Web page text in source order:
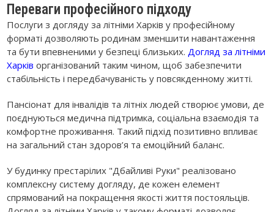
Переваги професійного підходу
Послуги з догляду за літніми Харків у професійному
форматі дозволяють родинам зменшити навантаження
та бути впевненими у безпеці близьких. Догляд за літніми
Харків організований таким чином, щоб забезпечити
стабільність і передбачуваність у повсякденному житті.
Пансіонат для інвалідів та літніх людей створює умови, де
поєднуються медична підтримка, соціальна взаємодія та
комфортне проживання. Такий підхід позитивно впливає
на загальний стан здоров’я та емоційний баланс.
У будинку престарілих "Дбайливі Руки" реалізовано
комплексну систему догляду, де кожен елемент
спрямований на покращення якості життя постояльців.